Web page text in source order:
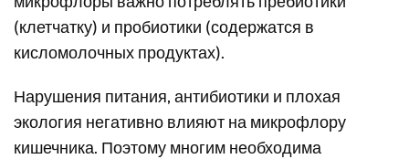
(клетчатку) и пробиотики (содержатся в
кисломолочных продуктах).
Нарушения питания, антибиотики и плохая
экология негативно влияют на микрофлору
кишечника. Поэтому многим необходима